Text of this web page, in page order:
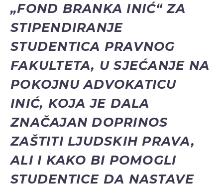
„FOND BRANKA INIĆ“ ZA
STIPENDIRANJE
STUDENTICA PRAVNOG
FAKULTETA, U SJEĆANJE NA
POKOJNU ADVOKATICU
INIĆ, KOJA JE DALA
ZNAČAJAN DOPRINOS
ZAŠTITI LJUDSKIH PRAVA,
ALI I KAKO BI POMOGLI
STUDENTICE DA NASTAVE